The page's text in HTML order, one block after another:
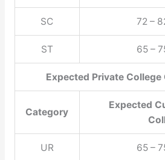
SC 72 –
ST 65 –
Expected Private
Category
Expected
UR 65 –